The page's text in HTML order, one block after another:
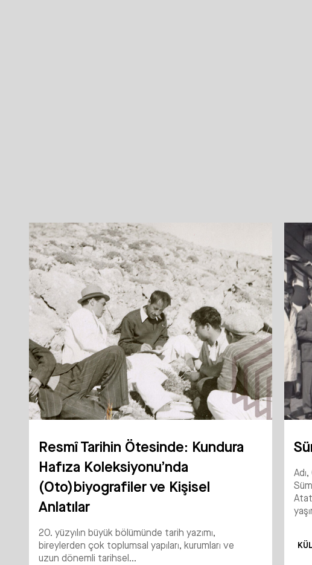
Resmî Tarihin Ötesinde: Kundura
Hafıza Koleksiyonu’nda
(Oto)biyografiler ve Kişisel
Anlatılar
20. yüzyılın büyük bölümünde tarih yazımı,
bireylerden çok toplumsal yapıları, kurumları ve
uzun dönemli tarihsel...